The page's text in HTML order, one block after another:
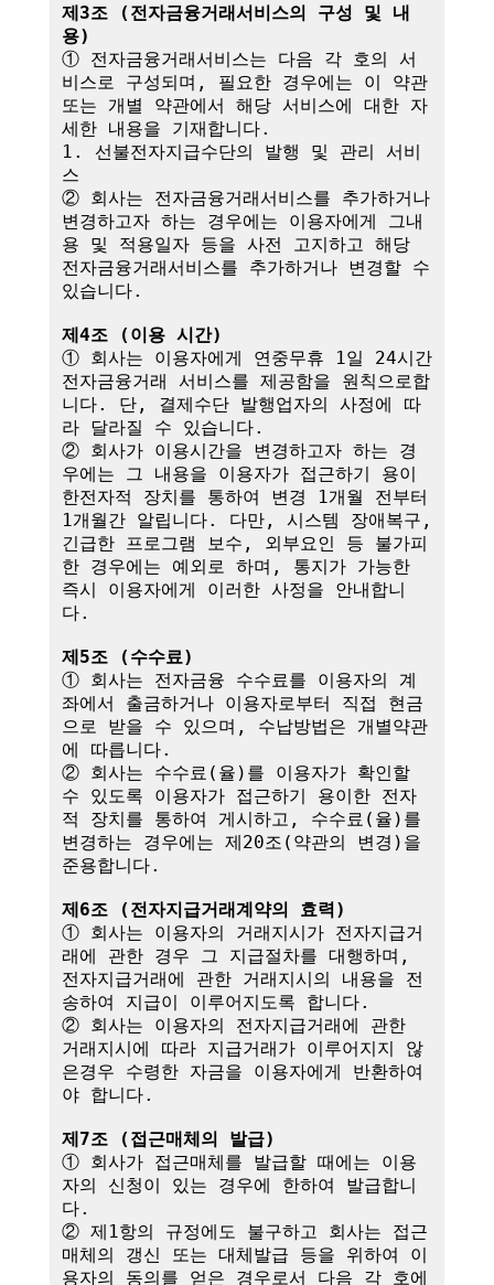
제3조 (전자금융거래서비스의 구성 및 내
용)
① 전자금융거래서비스는 다음 각 호의 서
비스로 구성되며, 필요한 경우에는 이 약관
또는 개별 약관에서 해당 서비스에 대한 자
세한 내용을 기재합니다.
1. 선불전자지급수단의 발행 및 관리 서비
스
② 회사는 전자금융거래서비스를 추가하거나
변경하고자 하는 경우에는 이용자에게 그내
용 및 적용일자 등을 사전 고지하고 해당
전자금융거래서비스를 추가하거나 변경할 수
있습니다.
제4조 (이용 시간)
① 회사는 이용자에게 연중무휴 1일 24시간
전자금융거래 서비스를 제공함을 원칙으로합
니다. 단, 결제수단 발행업자의 사정에 따
라 달라질 수 있습니다.
② 회사가 이용시간을 변경하고자 하는 경
우에는 그 내용을 이용자가 접근하기 용이
한전자적 장치를 통하여 변경 1개월 전부터
1개월간 알립니다. 다만, 시스템 장애복구,
긴급한 프로그램 보수, 외부요인 등 불가피
한 경우에는 예외로 하며, 통지가 가능한
즉시 이용자에게 이러한 사정을 안내합니
다.
제5조 (수수료)
① 회사는 전자금융 수수료를 이용자의 계
좌에서 출금하거나 이용자로부터 직접 현금
으로 받을 수 있으며, 수납방법은 개별약관
에 따릅니다.
② 회사는 수수료(율)를 이용자가 확인할
수 있도록 이용자가 접근하기 용이한 전자
적 장치를 통하여 게시하고, 수수료(율)를
변경하는 경우에는 제20조(약관의 변경)을
준용합니다.
제6조 (전자지급거래계약의 효력)
① 회사는 이용자의 거래지시가 전자지급거
래에 관한 경우 그 지급절차를 대행하며,
전자지급거래에 관한 거래지시의 내용을 전
송하여 지급이 이루어지도록 합니다.
② 회사는 이용자의 전자지급거래에 관한
거래지시에 따라 지급거래가 이루어지지 않
은경우 수령한 자금을 이용자에게 반환하여
야 합니다.
제7조 (접근매체의 발급)
① 회사가 접근매체를 발급할 때에는 이용
자의 신청이 있는 경우에 한하여 발급합니
다.
② 제1항의 규정에도 불구하고 회사는 접근
매체의 갱신 또는 대체발급 등을 위하여 이
용자의 동의를 얻은 경우로서 다음 각 호에